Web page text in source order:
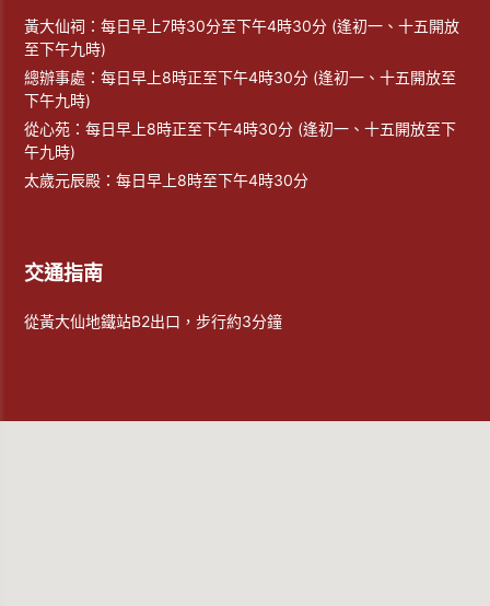
黃大仙祠：每日早上7時30分至下午4時30分 (逢初一、十五開放
至下午九時)
總辦事處：每日早上8時正至下午4時30分 (逢初一、十五開放至
下午九時)
從心苑：每日早上8時正至下午4時30分 (逢初一、十五開放至下
午九時)
太歲元辰殿：每日早上8時至下午4時30分
交通指南
從黃大仙地鐵站B2出口，步行約3分鐘